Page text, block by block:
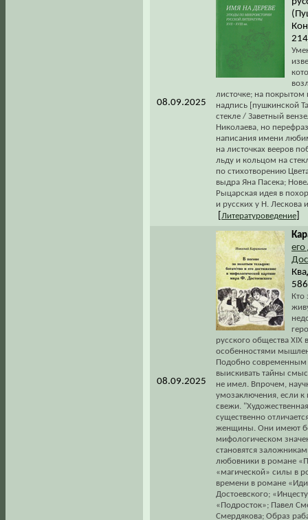
08.09.2025
листочке; на покрытом
надпись [пушкинской
стекле / Заветный
Николаева, но
написания имени
на листочках вееров
льду и кольцом на
по стихотворению
выдра Яна Пасека;
Рыцарская идея в
и русских у Н. Лескова
Литературоведение
08.09.2025
Кто
русского общества
особенностями
Подобно современным
выискивать тайны
не имел. Впрочем,
умозаключения, если к
свежи.
существенно
женщины. Они имеют
мифологическом
становятся
любовники в романе
«магической» силы в
времени в романе
Достоевского;
«Подросток»; Павел
Смердякова; Образ